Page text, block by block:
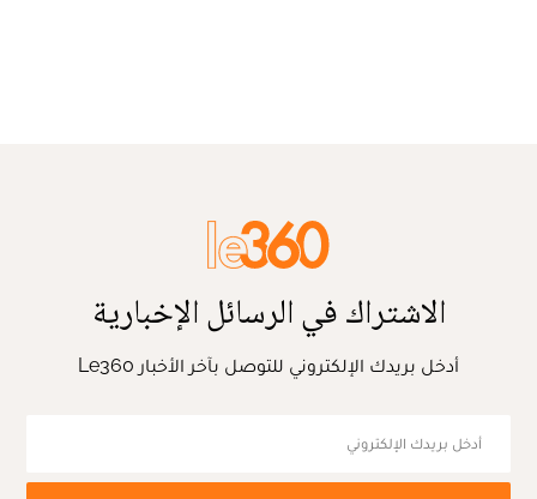
الاشتراك في الرسائل الإخبارية
أدخل بريدك الإلكتروني للتوصل بآخر الأخبار Le360